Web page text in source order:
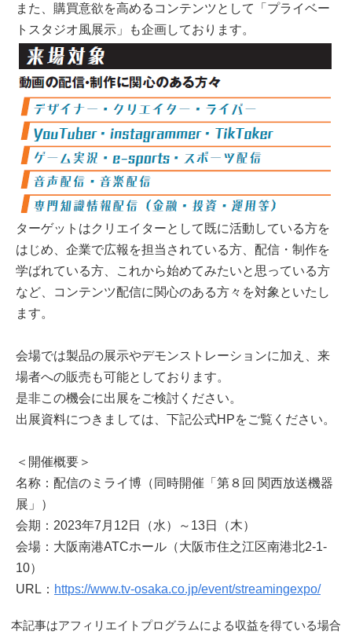
また、購買意欲を高めるコンテンツとして「プライベー
トスタジオ風展示」も企画しております。
ターゲットはクリエイターとして既に活動している方を
はじめ、企業で広報を担当されている方、配信・制作を
学ばれている方、これから始めてみたいと思っている方
など、コンテンツ配信に関心のある方々を対象といたし
ます。
会場では製品の展示やデモンストレーションに加え、来
場者への販売も可能としております。
是非この機会に出展をご検討ください。
出展資料につきましては、下記公式HPをご覧ください。
＜開催概要＞
名称：配信のミライ博（同時開催「第８回 関西放送機器
展」）
会期：2023年7月12日（水）～13日（木）
会場：大阪南港ATCホール（大阪市住之江区南港北2-1-
10）
URL： https://www.tv-osaka.co.jp/event/streamingexpo/
本記事はアフィリエイトプログラムによる収益を得ている場合